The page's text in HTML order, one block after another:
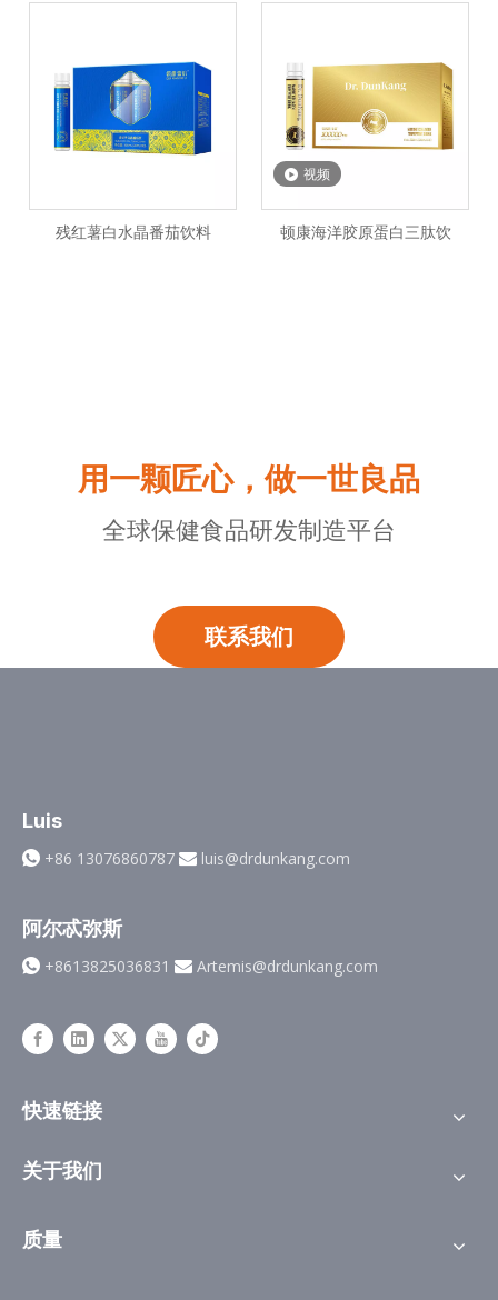
残红薯白水晶番茄饮料
视频
顿康海洋胶原蛋白三肽饮
用一颗匠心，做一世良品
全球保健食品研发制造平台
联系我们
Luis
 +86 13076860787  luis@drdunkang.com
阿尔忒弥斯
 +8613825036831  Artemis@drdunkang.com
快速链接
关于我们
质量